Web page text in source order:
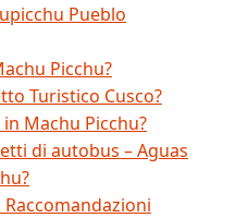
Pueblo
Picchu?
Turistico Cusco?
Machu Picchu?
di autobus – Aguas